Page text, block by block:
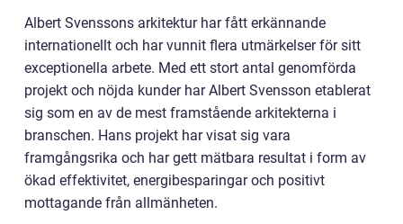
Albert Svenssons arkitektur har fått erkännande
internationellt och har vunnit flera utmärkelser för sitt
exceptionella arbete. Med ett stort antal genomförda
projekt och nöjda kunder har Albert Svensson etablerat
sig som en av de mest framstående arkitekterna i
branschen. Hans projekt har visat sig vara
framgångsrika och har gett mätbara resultat i form av
ökad effektivitet, energibesparingar och positivt
mottagande från allmänheten.